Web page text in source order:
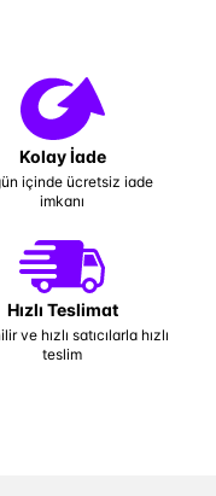
Kolay İade
içinde ücretsiz iade
imkanı
Hızlı Teslimat
ve hızlı satıcılarla hızlı
teslim